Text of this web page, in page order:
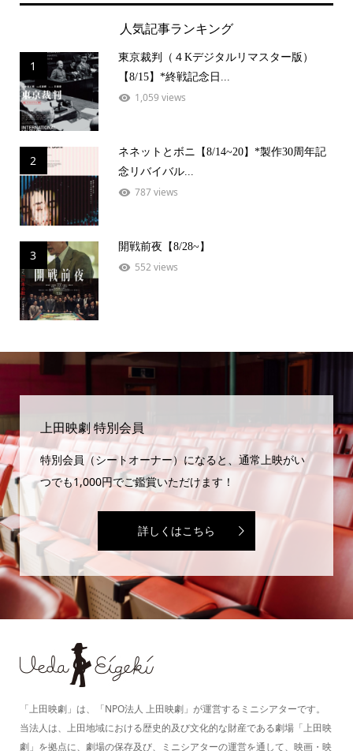
人気記事ランキング
1
東京裁判（４Kデジタルリマスター版）
【8/15】*終戦記念日...
1,059 views
2
ネネットとボニ【8/14~20】*製作30周年記
念リバイバル...
787 views
3
開戦前夜【8/28~】
552 views
上田映劇 特別会員
特別会員（シートオーナー）になると、通常上映がい
つでも1,000円でご鑑賞いただけます！
詳しくはこちら
「上田映劇」は、「NPO法人 上田映劇」が運営するミニシアターです。
当法人は、上田地域における歴史的及び文化的な財産である劇場「上田映
劇」を拠点に、劇場の保存及び、ミニシアターの運営を通して、映画・映